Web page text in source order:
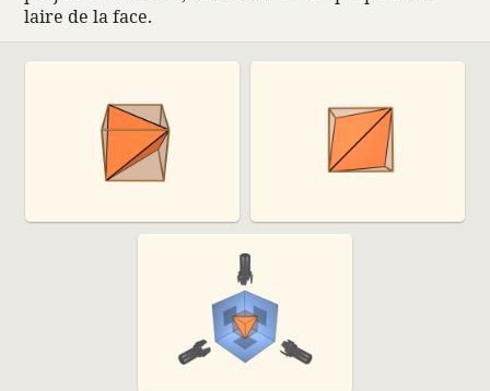
laire de la face.